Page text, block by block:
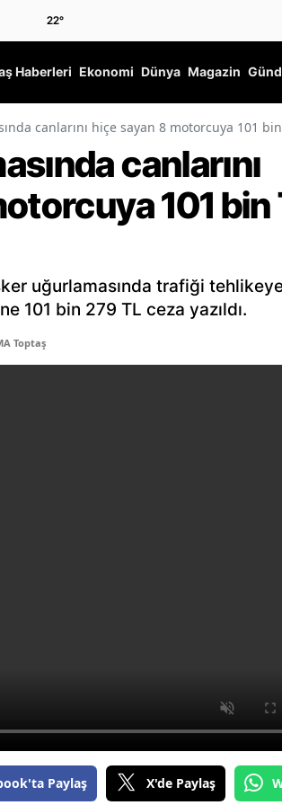
22°
Haberleri Ekonomi Dünya Magazin
canlarını hiçe sayan 8 motorcuya 101 bin
canlarını
101 bin
uğurlamasında trafiği
101 bin 279 TL ceza yazıldı.
Toptaş
Paylaş X'de Paylaş